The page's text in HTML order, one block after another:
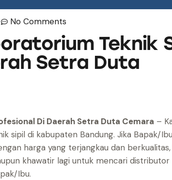
No Comments
Teknik
Setra Duta
Di Daerah Setra Duta Cemara –
sipil di kabupaten Bandung. Jika Bapak/
harga yang terjangkau dan
khawatir lagi untuk mencari distributor
Ibu.